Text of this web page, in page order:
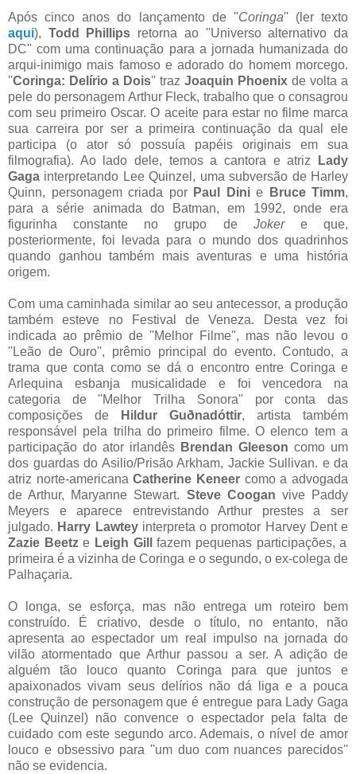
Após cinco anos do lançamento de ''Coringa'' (ler texto
aqui), Todd Phillips retorna ao ''Universo alternativo da
DC'' com uma continuação para a jornada humanizada do
arqui-inimigo mais famoso e adorado do homem morcego.
''Coringa: Delírio a Dois'' traz Joaquin Phoenix de volta a
pele do personagem Arthur Fleck, trabalho que o consagrou
com seu primeiro Oscar. O aceite para estar no filme marca
sua carreira por ser a primeira continuação da qual ele
participa (o ator só possuía papéis originais em sua
filmografia). Ao lado dele, temos a cantora e atriz
Lady
Gaga interpretando Lee Quinzel, uma subversão de Harley
Quinn, personagem criada por Paul Dini e Bruce Timm,
para a série animada do Batman, em 1992, onde era
figurinha constante no grupo de Jokere que,
posteriormente, foi levada para o mundo dos quadrinhos
quando ganhou também mais aventuras e uma história
origem.
Com uma caminhada similar ao seu antecessor, a produção
também esteve no Festival de Veneza. Desta vez foi
indicada ao prêmio de ''Melhor Filme'', mas não levou o
''Leão de Ouro'', prêmio principal do evento. Contudo, a
trama que conta como se dá o encontro entre Coringa e
Arlequina esbanja musicalidade e foi vencedora na
categoria de ''Melhor Trilha Sonora'' por conta das
composições de
Hildur Guðnadóttir, artista também
responsável pela trilha do primeiro filme. O elenco tem a
participação do ator irlandês Brendan Gleeson como um
dos guardas do Asilio/Prisão Arkham, Jackie Sullivan. e da
atriz norte-americanaCatherine Keneer como a advogada
de Arthur, Maryanne Stewart. Steve Coogan vive Paddy
Meyers e aparece entrevistando Arthur prestes a ser
julgado. Harry Lawteyinterpreta o promotor Harvey Dent e
Zazie Beetze Leigh Gillfazem pequenas participações, a
primeira é a vizinha de Coringa e o segundo, o ex-colega de
Palhaçaria.
O longa, se esforça, mas não entrega um roteiro bem
construído. É criativo, desde o título, no entanto, não
apresenta ao espectador um real impulso na jornada do
vilão atormentado que Arthur passou a ser. A adição de
alguém tão louco quanto Coringa para que juntos e
apaixonados vivam seus delírios não dá liga e a pouca
construção de personagem que é entregue para Lady Gaga
(Lee Quinzel) não convence o espectador pela falta de
cuidado com este segundo arco. Ademais, o nível de amor
louco e obsessivo para ''um duo com nuances parecidos''
não se evidencia.